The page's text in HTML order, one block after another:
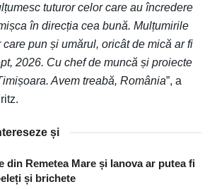
tuturor celor care au încredere
în direcția cea bună. Mulțumirile
pun și umărul, oricât de mică ar fi
2026. Cu chef de muncă și proiecte
Avem treabă, România”, a
și
din Remetea Mare și Ianova ar putea fi
și brichete